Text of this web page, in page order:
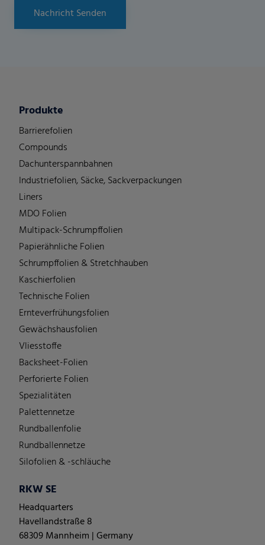
Nachricht Senden
Produkte
Barrierefolien
Compounds
Dachunterspannbahnen
Industriefolien, Säcke, Sackverpackungen
Liners
MDO Folien
Multipack-Schrumpffolien
Papierähnliche Folien
Schrumpffolien & Stretchhauben
Kaschierfolien
Technische Folien
Ernteverfrühungsfolien
Gewächshausfolien
Vliesstoffe
Backsheet-Folien
Perforierte Folien
Spezialitäten
Palettennetze
Rundballenfolie
Rundballennetze
Silofolien & -schläuche
RKW SE
Headquarters
Havellandstraße 8
68309 Mannheim | Germany